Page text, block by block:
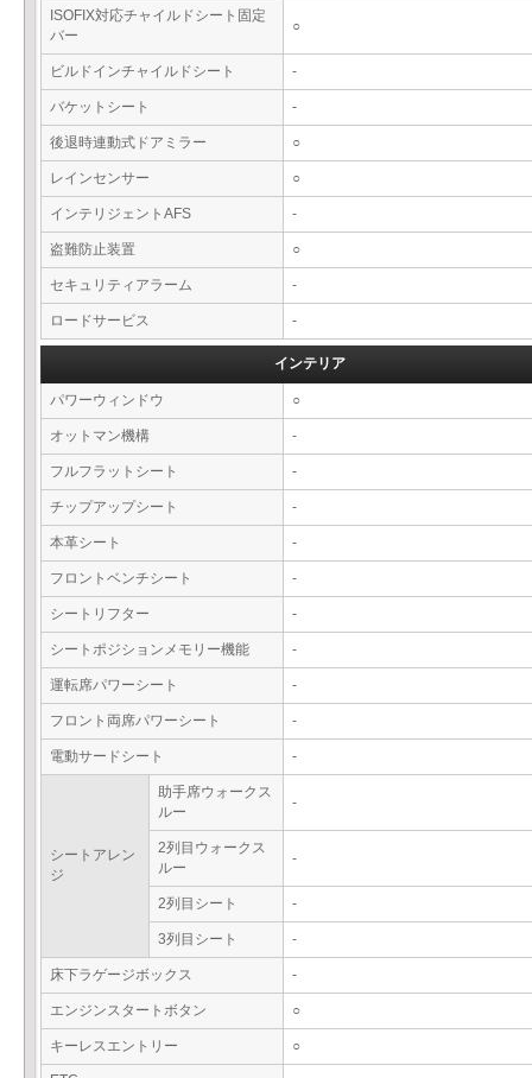
ISOFIX対応チャイルドシート固定
バー
○
ビルドインチャイルドシート -
バケットシート -
後退時連動式ドアミラー ○
レインセンサー ○
インテリジェントAFS -
盗難防止装置 ○
セキュリティアラーム -
ロードサービス -
インテリア
パワーウィンドウ ○
オットマン機構 -
フルフラットシート -
チップアップシート -
本革シート -
フロントベンチシート -
シートリフター -
シートポジションメモリー機能 -
運転席パワーシート -
フロント両席パワーシート -
電動サードシート -
シートアレン
ジ
助手席ウォークス
ルー
-
2列目ウォークス
ルー
-
2列目シート -
3列目シート -
床下ラゲージボックス -
エンジンスタートボタン ○
キーレスエントリー ○